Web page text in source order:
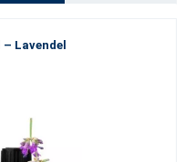
Lavendel